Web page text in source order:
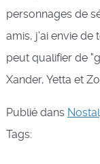
personnages de
amis, j’ai envie
peut qualifier de
Xander, Yetta et
Publié dans
Tags: